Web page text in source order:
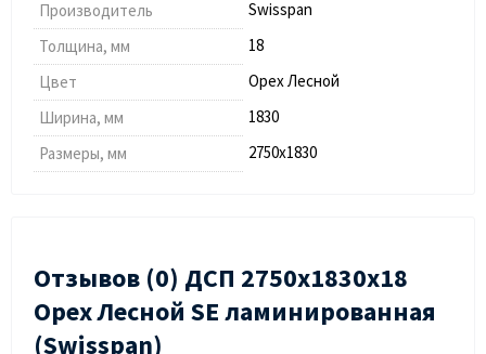
Производитель
Swisspan
Толщина, мм
18
Цвет
Орех Лесной
Ширина, мм
1830
Размеры, мм
2750х1830
Отзывов (0) ДСП 2750х1830х18
Орех Лесной SE ламинированная
(Swisspan)